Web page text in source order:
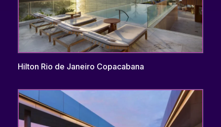
Hilton Rio de Janeiro Copacabana